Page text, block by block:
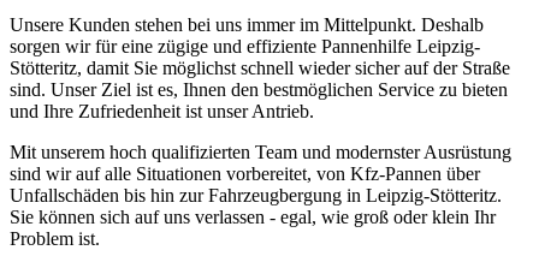
Unsere Kunden stehen bei uns immer im Mittelpunkt. Deshalb
sorgen wir für eine zügige und effiziente Pannenhilfe Leipzig-
Stötteritz, damit Sie möglichst schnell wieder sicher auf der Straße
sind. Unser Ziel ist es, Ihnen den bestmöglichen Service zu bieten
und Ihre Zufriedenheit ist unser Antrieb.
Mit unserem hoch qualifizierten Team und modernster Ausrüstung
sind wir auf alle Situationen vorbereitet, von Kfz-Pannen über
Unfallschäden bis hin zur Fahrzeugbergung in Leipzig-Stötteritz.
Sie können sich auf uns verlassen - egal, wie groß oder klein Ihr
Problem ist.